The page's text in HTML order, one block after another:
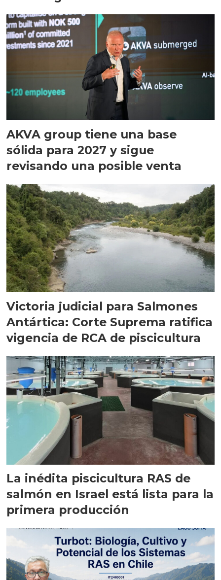
AKVA group tiene una base
sólida para 2027 y sigue
revisando una posible venta
Victoria judicial para Salmones
Antártica: Corte Suprema ratifica
vigencia de RCA de piscicultura
La inédita piscicultura RAS de
salmón en Israel está lista para la
primera producción